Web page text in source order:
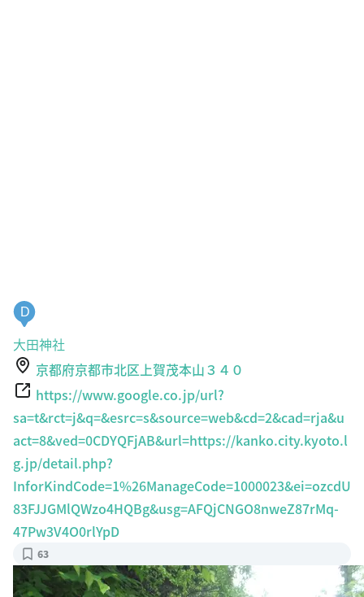
D
大田神社
京都府京都市北区上賀茂本山３４０
https://www.google.co.jp/url?
sa=t&rct=j&q=&esrc=s&source=web&cd=2&cad=rja&u
act=8&ved=0CDYQFjAB&url=https://kanko.city.kyoto.l
g.jp/detail.php?
InforKindCode=1%26ManageCode=1000023&ei=ozcdU
83FJJGMlQWzo4HQBg&usg=AFQjCNGO8nweZ87rMq-
47Pw3V4O0rlYpD
63